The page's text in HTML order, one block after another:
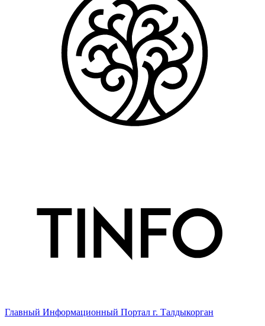
Главный Информационный Портал г. Талдыкорган